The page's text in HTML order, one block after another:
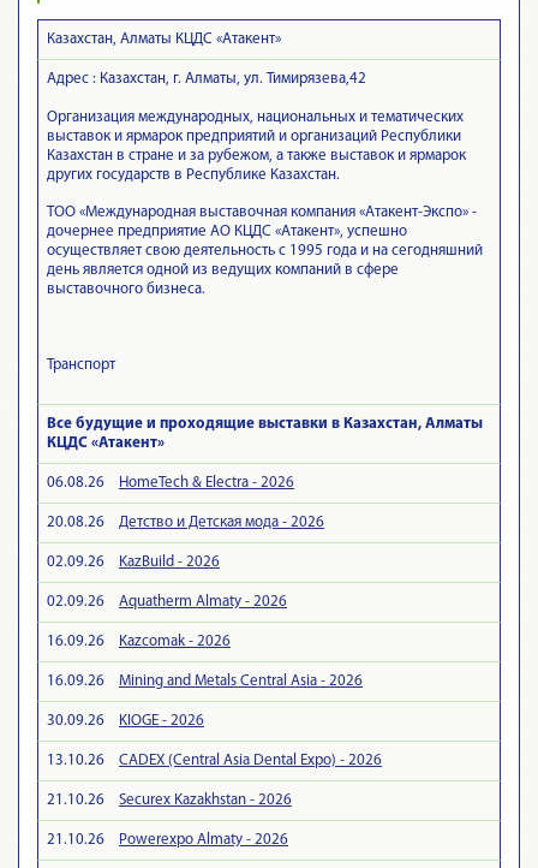
Казахстан, Алматы КЦДС «Атакент»
Адрес : Казахстан, г. Алматы, ул. Тимирязева,42
Организация международных, национальных и тематических
выставок и ярмарок предприятий и организаций Республики
Казахстан в стране и за рубежом, а также выставок и ярмарок
других государств в Республике Казахстан.
ТОО «Международная выставочная компания «Атакент-Экспо» -
дочернее предприятие АО КЦДС «Атакент», успешно
осуществляет свою деятельность с 1995 года и на сегодняшний
день является одной из ведущих компаний в сфере
выставочного бизнеса.
Транспорт
Все будущие и проходящие выставки в Казахстан, Алматы
КЦДС «Атакент»
06.08.26 HomeTech & Electra - 2026
20.08.26 Детство и Детская мода - 2026
02.09.26 KazBuild - 2026
02.09.26 Aquatherm Almaty - 2026
16.09.26 Kazcomak - 2026
16.09.26 Mining and Metals Central Asia - 2026
30.09.26 KIOGE - 2026
13.10.26 CADEX (Central Asia Dental Expo) - 2026
21.10.26 Securex Kazakhstan - 2026
21.10.26 Powerexpo Almaty - 2026